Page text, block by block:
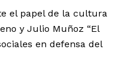
el papel de la cultura
y Julio Muñoz “El
en defensa del